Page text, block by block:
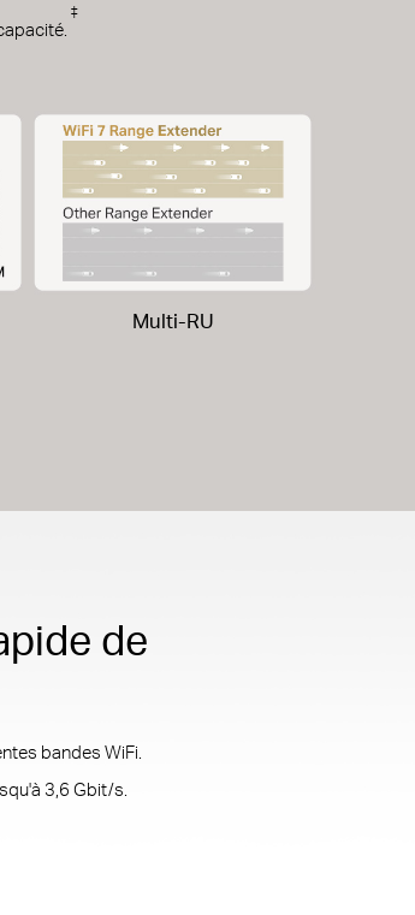
‡
Multi-RU
de
bandes WiFi.
3,6 Gbit/s.